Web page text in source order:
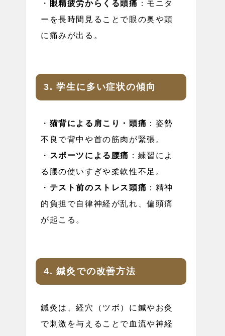
・ 眼精疲労からくる頭痛 ：モニタ
ーを長時間見ることで眼の奥や頭
に痛みが出る。
3. 学生に多い症状の傾向
・ 猫背による肩こり・頭痛 ：姿勢
不良で背中や首の筋肉が緊張。
・ スポーツによる腰痛 ：練習によ
る腰の使いすぎや柔軟性不足。
・ テスト前のストレス頭痛 ：精神
的負担で自律神経が乱れ、偏頭痛
が起こる。
4. 鍼灸での改善方法
鍼灸は、経穴（ツボ）に鍼やお灸
で刺激を与えることで血流や神経